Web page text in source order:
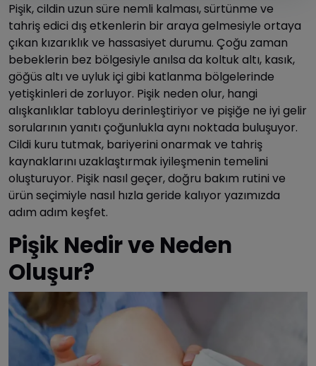
Pişik, cildin uzun süre nemli kalması, sürtünme ve
tahriş edici dış etkenlerin bir araya gelmesiyle ortaya
çıkan kızarıklık ve hassasiyet durumu. Çoğu zaman
bebeklerin bez bölgesiyle anılsa da koltuk altı, kasık,
göğüs altı ve uyluk içi gibi katlanma bölgelerinde
yetişkinleri de zorluyor. Pişik neden olur, hangi
alışkanlıklar tabloyu derinleştiriyor ve pişiğe ne iyi gelir
sorularının yanıtı çoğunlukla aynı noktada buluşuyor.
Cildi kuru tutmak, bariyerini onarmak ve tahriş
kaynaklarını uzaklaştırmak iyileşmenin temelini
oluşturuyor. Pişik nasıl geçer, doğru bakım rutini ve
ürün seçimiyle nasıl hızla geride kalıyor yazımızda
adım adım keşfet.
Pişik Nedir ve Neden
Oluşur?